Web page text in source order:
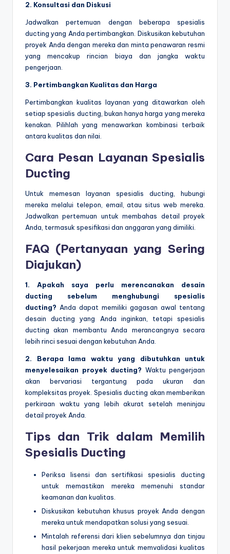
2. Konsultasi dan Diskusi
Jadwalkan pertemuan dengan beberapa spesialis
ducting yang Anda pertimbangkan. Diskusikan kebutuhan
proyek Anda dengan mereka dan minta penawaran resmi
yang mencakup rincian biaya dan jangka waktu
pengerjaan.
3. Pertimbangkan Kualitas dan Harga
Pertimbangkan kualitas layanan yang ditawarkan oleh
setiap spesialis ducting, bukan hanya harga yang mereka
kenakan. Pilihlah yang menawarkan kombinasi terbaik
antara kualitas dan nilai.
Cara Pesan Layanan Spesialis
Ducting
Untuk memesan layanan spesialis ducting, hubungi
mereka melalui telepon, email, atau situs web mereka.
Jadwalkan pertemuan untuk membahas detail proyek
Anda, termasuk spesifikasi dan anggaran yang dimiliki.
FAQ (Pertanyaan yang Sering
Diajukan)
1. Apakah saya perlu merencanakan desain
ducting sebelum menghubungi spesialis
ducting? Anda dapat memiliki gagasan awal tentang
desain ducting yang Anda inginkan, tetapi spesialis
ducting akan membantu Anda merancangnya secara
lebih rinci sesuai dengan kebutuhan Anda.
2. Berapa lama waktu yang dibutuhkan untuk
menyelesaikan proyek ducting? Waktu pengerjaan
akan bervariasi tergantung pada ukuran dan
kompleksitas proyek. Spesialis ducting akan memberikan
perkiraan waktu yang lebih akurat setelah meninjau
detail proyek Anda.
Tips dan Trik dalam Memilih
Spesialis Ducting
Periksa lisensi dan sertifikasi spesialis ducting
untuk memastikan mereka memenuhi standar
keamanan dan kualitas.
Diskusikan kebutuhan khusus proyek Anda dengan
mereka untuk mendapatkan solusi yang sesuai.
Mintalah referensi dari klien sebelumnya dan tinjau
hasil pekerjaan mereka untuk memvalidasi kualitas